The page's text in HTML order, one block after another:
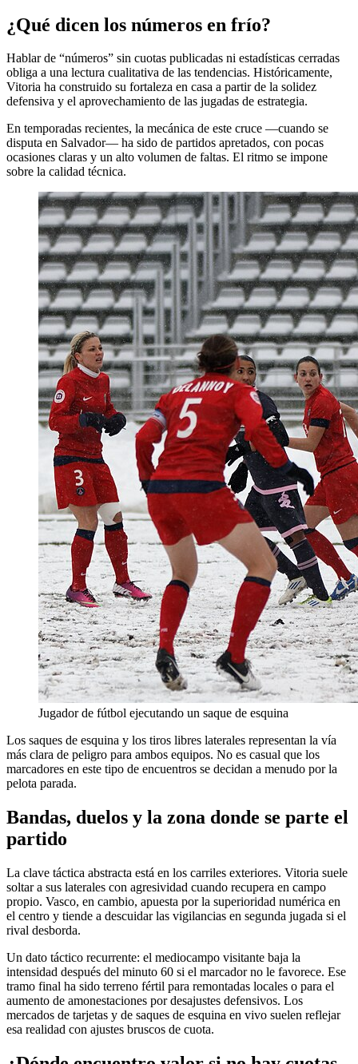
¿Qué dicen los números en frío?
Hablar de “números” sin cuotas publicadas ni estadísticas cerradas
obliga a una lectura cualitativa de las tendencias. Históricamente,
Vitoria ha construido su fortaleza en casa a partir de la solidez
defensiva y el aprovechamiento de las jugadas de estrategia.
En temporadas recientes, la mecánica de este cruce —cuando se
disputa en Salvador— ha sido de partidos apretados, con pocas
ocasiones claras y un alto volumen de faltas. El ritmo se impone
sobre la calidad técnica.
Jugador de fútbol ejecutando un saque de esquina
Los saques de esquina y los tiros libres laterales representan la vía
más clara de peligro para ambos equipos. No es casual que los
marcadores en este tipo de encuentros se decidan a menudo por la
pelota parada.
Bandas, duelos y la zona donde se parte el
partido
La clave táctica abstracta está en los carriles exteriores. Vitoria suele
soltar a sus laterales con agresividad cuando recupera en campo
propio. Vasco, en cambio, apuesta por la superioridad numérica en
el centro y tiende a descuidar las vigilancias en segunda jugada si el
rival desborda.
Un dato táctico recurrente: el mediocampo visitante baja la
intensidad después del minuto 60 si el marcador no le favorece. Ese
tramo final ha sido terreno fértil para remontadas locales o para el
aumento de amonestaciones por desajustes defensivos. Los
mercados de tarjetas y de saques de esquina en vivo suelen reflejar
esa realidad con ajustes bruscos de cuota.